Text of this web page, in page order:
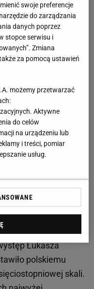
z emerytury,
wyjątkowy
mecz z
Gakpo i Mohameda
bramkach
Oglądając to
się, czy przy
zachować się
które uchroniły
za mecz z
Łukasza
polskiemu
skali.
swoje preferencje
do zarządzania
danych poprzez
stopce serwisu i
Zmiana
za pomocą ustawień
możemy przetwarzać
Aktywne
do celów
na urządzeniu lub
i treści, pomiar
usług.